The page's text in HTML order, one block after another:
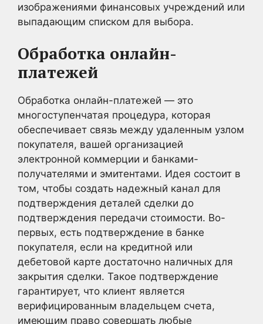
изображениями финансовых учреждений или
выпадающим списком для выбора.
Обработка онлайн-
платежей
Обработка онлайн-платежей — это
многоступенчатая процедура, которая
обеспечивает связь между удаленным узлом
покупателя, вашей организацией
электронной коммерции и банками-
получателями и эмитентами. Идея состоит в
том, чтобы создать надежный канал для
подтверждения деталей сделки до
подтверждения передачи стоимости. Во-
первых, есть подтверждение в банке
покупателя, если на кредитной или
дебетовой карте достаточно наличных для
закрытия сделки. Такое подтверждение
гарантирует, что клиент является
верифицированным владельцем счета,
имеющим право совершать любые